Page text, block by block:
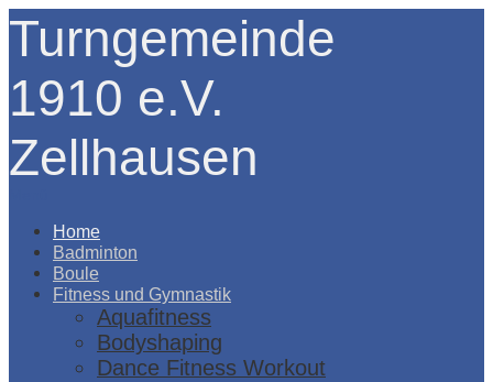
Turngemeinde
1910 e.V.
Zellhausen
Home
Badminton
Boule
Fitness und Gymnastik
Aquafitness
Bodyshaping
Dance Fitness Workout